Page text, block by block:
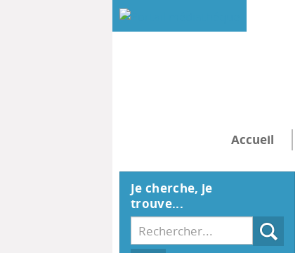
Accueil
Je cherche, je
trouve...
Recherche